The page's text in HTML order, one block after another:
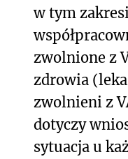
w tym
zwolnione z
zdrowia
zwolnieni z
dotyczy
sytuacja u